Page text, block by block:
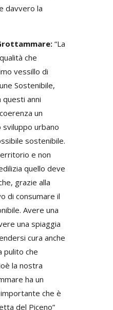
davvero la
“La
che
vessillo di
Sostenibile,
anni
un
urbano
sostenibile.
e non
quello deve
grazie alla
di consumare il
Avere una
una spiaggia
cura anche
pulito che
la nostra
ha un
che è
del Piceno”